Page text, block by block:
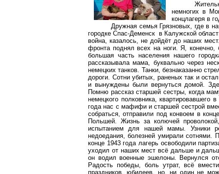
немногих в
концлагеря в
Дружная семья Грязновых, где в
городке Спас-Деменск в Калужской
война, казалось, не дойдёт до наших
фронта поднял всех на ноги. Я,
большая часть населения нашего
рассказывала мама, буквально через
немецких танков. Танки, безнаказанно
дороги. Сотни убитых, раненых так и
и вынуждены были вернуться домой.
Помню рассказ старшей сестры, когда
немецкого полковника,
года нас с мафифи и старшей сестрой
собраться, отправили под конвоем в
Польшей. Жизнь за колючей
испытанием для нашей мамы. Узники
недоедания, болезней умирали
конце 1943 года лагерь освободили
уходил от наших мест всё дальше и
он водил военные эшелоны. Вернулся
Радость победы, боль утрат, всё
праздников, юбилеев, но, ни один не